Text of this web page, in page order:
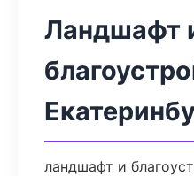
Ландшафт
ландшафт и